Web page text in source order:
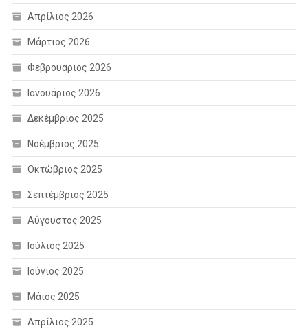
Απρίλιος 2026
Μάρτιος 2026
Φεβρουάριος 2026
Ιανουάριος 2026
Δεκέμβριος 2025
Νοέμβριος 2025
Οκτώβριος 2025
Σεπτέμβριος 2025
Αύγουστος 2025
Ιούλιος 2025
Ιούνιος 2025
Μάιος 2025
Απρίλιος 2025